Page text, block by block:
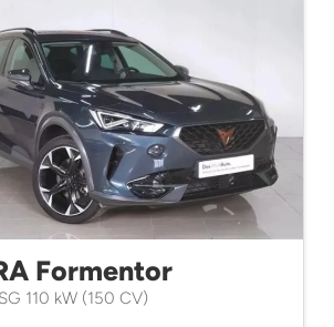
Formentor
110 kW (150 CV)